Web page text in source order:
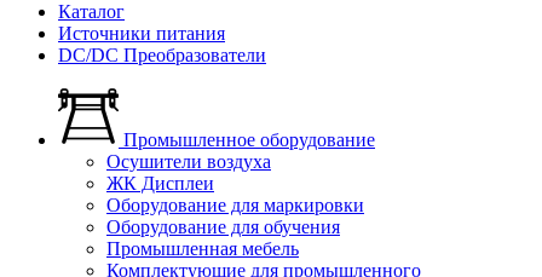
Каталог
Источники питания
DC/DC Преобразователи
Промышленное оборудование
Осушители воздуха
ЖК Дисплеи
Оборудование для маркировки
Оборудование для обучения
Промышленная мебель
Комплектующие для промышленного